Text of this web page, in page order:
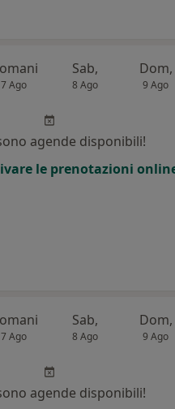
7 Ago
Sab,
8 Ago
Dom,
9 Ago
agende disponibili!
le prenotazioni
7 Ago
Sab,
8 Ago
Dom,
9 Ago
agende disponibili!